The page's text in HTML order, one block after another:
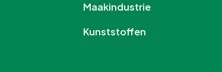
Maakindustrie
Kunststoffen